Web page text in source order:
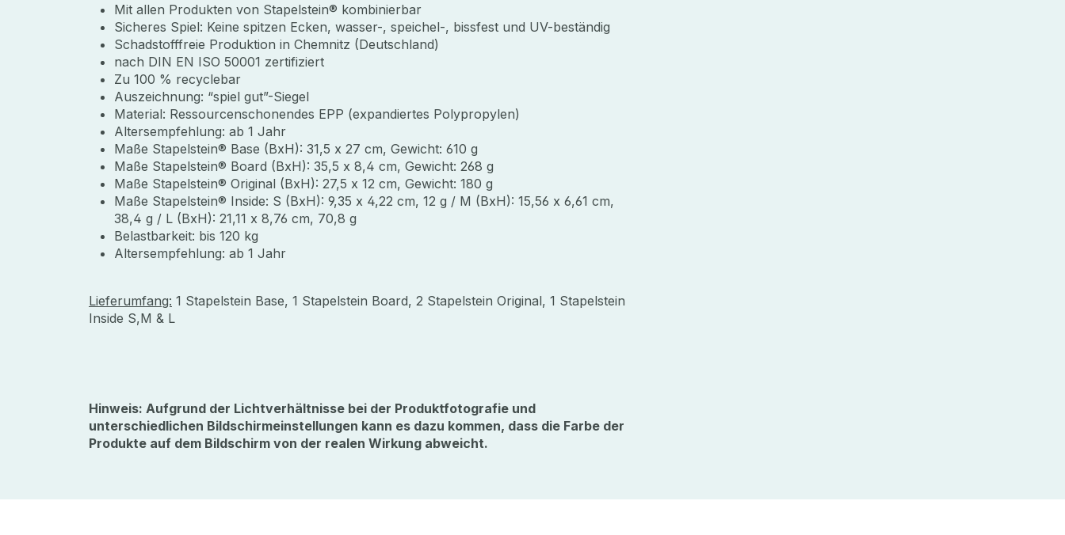
Mit allen Produkten von Stapelstein® kombinierbar
Sicheres Spiel: Keine spitzen Ecken, wasser-, speichel-, bissfest und UV-beständig
Schadstofffreie Produktion in Chemnitz (Deutschland)
nach DIN EN ISO 50001 zertifiziert
Zu 100 % recyclebar
Auszeichnung: “spiel gut”-Siegel
Material: Ressourcenschonendes EPP (expandiertes Polypropylen)
Altersempfehlung: ab 1 Jahr
Maße Stapelstein® Base (BxH): 31,5 x 27 cm, Gewicht: 610 g
Maße Stapelstein® Board (BxH): 35,5 x 8,4 cm, Gewicht: 268 g
Maße Stapelstein® Original (BxH): 27,5 x 12 cm, Gewicht: 180 g
Maße Stapelstein® Inside: S (BxH): 9,35 x 4,22 cm, 12 g / M (BxH): 15,56 x 6,61 cm,
38,4 g / L (BxH): 21,11 x 8,76 cm, 70,8 g
Belastbarkeit: bis 120 kg
Altersempfehlung: ab 1 Jahr
Lieferumfang: 1 Stapelstein Base, 1 Stapelstein Board, 2 Stapelstein Original, 1 Stapelstein
Inside S,M & L
Hinweis: Aufgrund der Lichtverhältnisse bei der Produktfotografie und
unterschiedlichen Bildschirmeinstellungen kann es dazu kommen, dass die Farbe der
Produkte auf dem Bildschirm von der realen Wirkung abweicht.